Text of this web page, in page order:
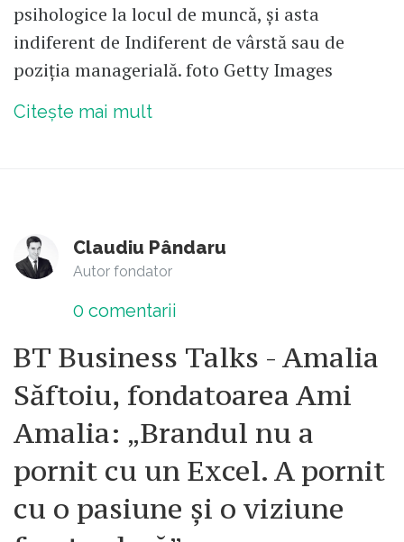
psihologice la locul de muncă, și asta
indiferent de Indiferent de vârstă sau de
poziția managerială. foto Getty Images
Citește mai mult
Claudiu Pândaru
Autor fondator
0 comentarii
BT Business Talks - Amalia
Săftoiu, fondatoarea Ami
Amalia: „Brandul nu a
pornit cu un Excel. A pornit
cu o pasiune și o viziune